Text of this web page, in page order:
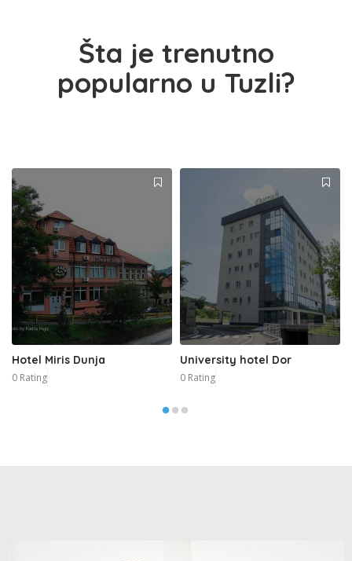
Šta je trenutno
popularno u Tuzli?
Hotel Miris Dunja
0 Rating
University hotel Dor
0 Rating